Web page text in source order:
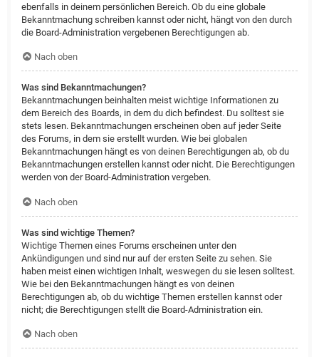
ebenfalls in deinem persönlichen Bereich. Ob du eine globale
Bekanntmachung schreiben kannst oder nicht, hängt von den durch
die Board-Administration vergebenen Berechtigungen ab.
Nach oben
Was sind Bekanntmachungen?
Bekanntmachungen beinhalten meist wichtige Informationen zu
dem Bereich des Boards, in dem du dich befindest. Du solltest sie
stets lesen. Bekanntmachungen erscheinen oben auf jeder Seite
des Forums, in dem sie erstellt wurden. Wie bei globalen
Bekanntmachungen hängt es von deinen Berechtigungen ab, ob du
Bekanntmachungen erstellen kannst oder nicht. Die Berechtigungen
werden von der Board-Administration vergeben.
Nach oben
Was sind wichtige Themen?
Wichtige Themen eines Forums erscheinen unter den
Ankündigungen und sind nur auf der ersten Seite zu sehen. Sie
haben meist einen wichtigen Inhalt, weswegen du sie lesen solltest.
Wie bei den Bekanntmachungen hängt es von deinen
Berechtigungen ab, ob du wichtige Themen erstellen kannst oder
nicht; die Berechtigungen stellt die Board-Administration ein.
Nach oben